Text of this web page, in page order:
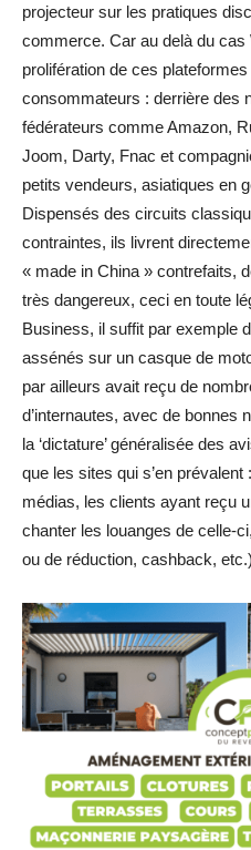
projecteur sur les pratiques
commerce. Car au delà du cas
prolifération de ces
consommateurs : derrière des
fédérateurs comme Amazon,
Joom, Darty, Fnac et
petits vendeurs, asiatiques en
Dispensés des circuits
contraintes, ils livrent
« made in China » contrefaits,
très dangereux, ceci en toute
Business, il suffit par exemple
assénés sur un casque de
par ailleurs avait reçu de
d’internautes, avec de bonnes
la ‘dictature’ généralisée des
que les sites qui s’en
médias, les clients ayant reçu
chanter les louanges de celle-ci,
ou de réduction, cashback,